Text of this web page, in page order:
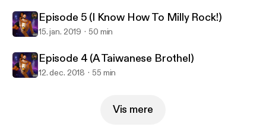
Episode 5 (I Know How To Milly Rock!)
15. jan. 2019 50 min
Episode 4 (A Taiwanese Brothel)
12. dec. 2018 55 min
Vis mere